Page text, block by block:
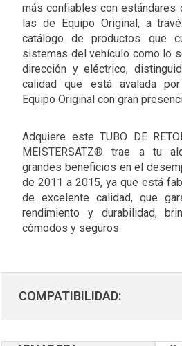
más confiables con estándares
las de Equipo Original, a
catálogo de productos que
sistemas del vehículo como lo
dirección y eléctrico;
calidad que está avalada
Equipo Original con gran
Adquiere este TUBO DE
MEISTERSATZ® trae a tu
grandes beneficios en el
de 2011 a 2015, ya que está
de excelente calidad, que
rendimiento y durabilidad,
cómodos y seguros.
COMPATIBILIDAD: